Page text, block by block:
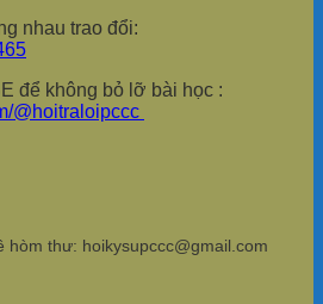
nhau trao đổi:
để không bỏ lỡ bài học :
@hoitraloipccc
thư: hoikysupccc@gmail.com